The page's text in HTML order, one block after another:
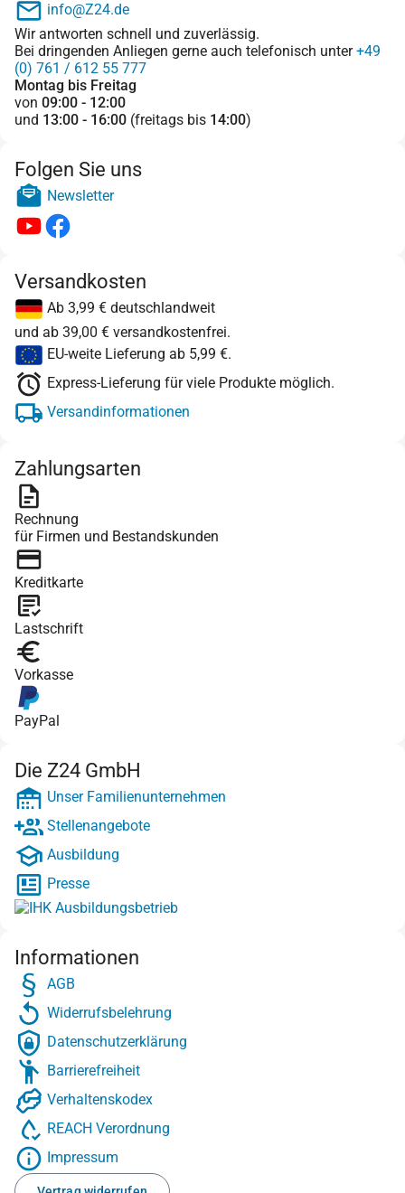
info@Z24.de
Wir antworten schnell und zuverlässig.
Bei dringenden Anliegen gerne auch telefonisch unter+49
(0) 761 / 612 55 777
Montag bis Freitag
von 09:00 - 12:00
und 13:00 - 16:00 (freitags bis 14:00)
Folgen Sie uns
Newsletter
Versandkosten
Ab 3,99 € deutschlandweit
und ab 39,00 € versandkostenfrei.
EU-weite Lieferung ab 5,99 €.
Express-Lieferung für viele Produkte möglich.
Versandinformationen
Zahlungsarten
Rechnung
für Firmen und Bestandskunden
Kreditkarte
Lastschrift
Vorkasse
PayPal
Die Z24 GmbH
Unser Familienunternehmen
Stellenangebote
Ausbildung
Presse
Informationen
AGB
Widerrufsbelehrung
Datenschutzerklärung
Barrierefreiheit
Verhaltenskodex
REACH Verordnung
Impressum